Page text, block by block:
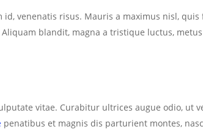
venenatis risus. Mauris a maximus nisl,
blandit, magna a tristique luctus,
vitae. Curabitur ultrices augue odio, ut
penatibus et magnis dis parturient montes,